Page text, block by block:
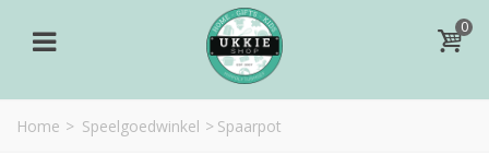
0
Home > Speelgoedwinkel > Spaarpot